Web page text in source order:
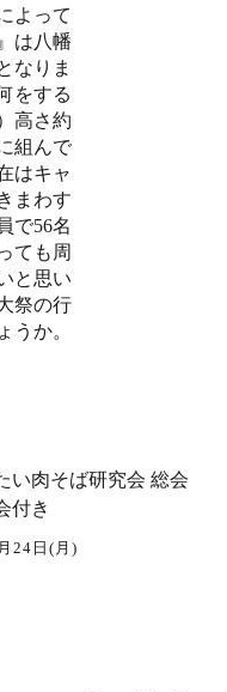
よって
は八幡
なりま
をする
高さ約
組んで
はキャ
まわす
で56名
ても周
と思い
祭の行
うか。
い肉そば研究会 総会
付き️
24日(月)